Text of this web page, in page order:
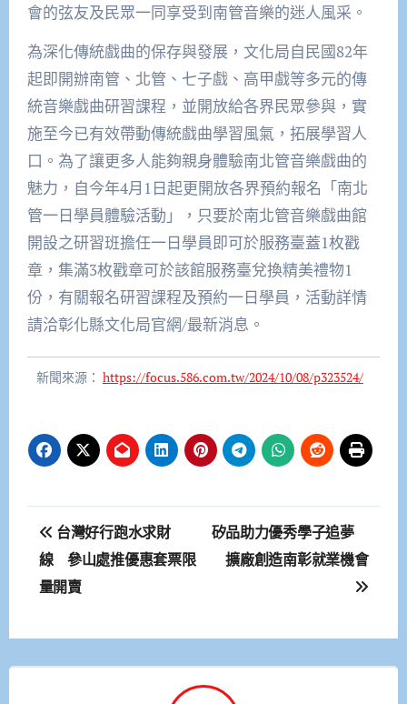
會的弦友及民眾一同享受到南管音樂的迷人風采。
為深化傳統戲曲的保存與發展，文化局自民國82年
起即開辦南管、北管、七子戲、高甲戲等多元的傳
統音樂戲曲研習課程，並開放給各界民眾參與，實
施至今已有效帶動傳統戲曲學習風氣，拓展學習人
口。為了讓更多人能夠親身體驗南北管音樂戲曲的
魅力，自今年4月1日起更開放各界預約報名「南北
管一日學員體驗活動」，只要於南北管音樂戲曲館
開設之研習班擔任一日學員即可於服務臺蓋1枚戳
章，集滿3枚戳章可於該館服務臺兌換精美禮物1
份，有關報名研習課程及預約一日學員，活動詳情
請洽彰化縣文化局官網/最新消息。
新聞來源： https://focus.586.com.tw/2024/10/08/p323524/
文
章
導
覽
台灣好行跑水求財
線 參山處推優惠套票限
量開賣
矽品助力優秀學子追夢
擴廠創造南彰就業機會